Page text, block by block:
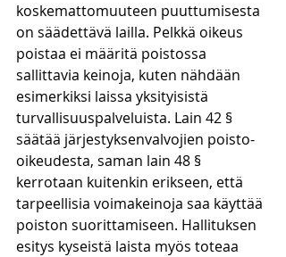
koskemattomuuteen puuttumisesta
on säädettävä lailla. Pelkkä oikeus
poistaa ei määritä poistossa
sallittavia keinoja, kuten nähdään
esimerkiksi laissa yksityisistä
turvallisuuspalveluista. Lain 42 §
säätää järjestyksenvalvojien poisto-
oikeudesta, saman lain 48 §
kerrotaan kuitenkin erikseen, että
tarpeellisia voimakeinoja saa käyttää
poiston suorittamiseen. Hallituksen
esitys kyseistä laista myös toteaa